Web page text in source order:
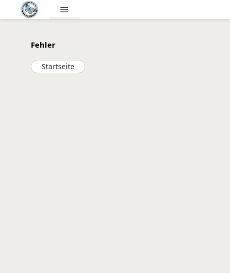
menu
Fehler
Startseite